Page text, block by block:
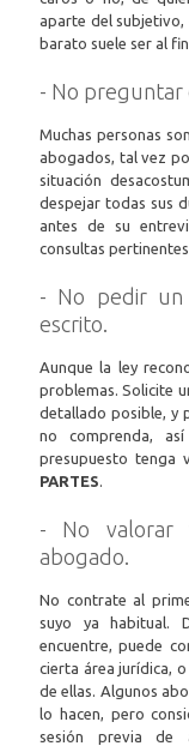
aparte del subjetivo,
barato suele ser al
- No preguntar
Muchas personas
abogados, tal vez
situación
despejar todas sus
antes de su
consultas pertinentes
- No pedir un
escrito.
Aunque la ley
problemas. Solicite
detallado posible, y
no comprenda,
presupuesto tenga
PARTES
- No valorar
abogado.
No contrate al
suyo ya habitual.
encuentre, puede
cierta área jurídica,
de ellas. Algunos
lo hacen, pero
sesión previa de